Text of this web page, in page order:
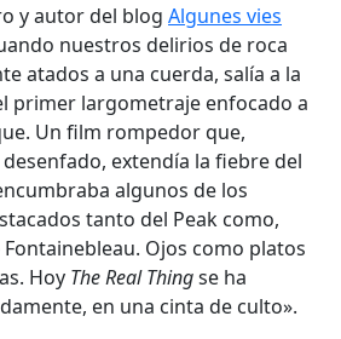
y autor del blog Algunes vies
nuestros delirios de roca
atados a una cuerda, salía a la
primer largometraje enfocado a
Un film rompedor que,
extendía la fiebre del
algunos de los
tanto del Peak como,
Ojos como platos
Hoy The Real Thingse ha
en una cinta de culto».